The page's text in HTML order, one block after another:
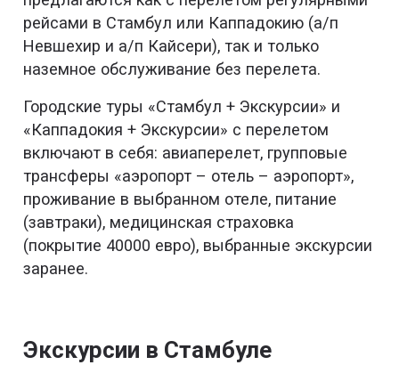
рейсами в Стамбул или Каппадокию (а/п
Невшехир и а/п Кайсери), так и только
наземное обслуживание без перелета.
Городские туры «Стамбул + Экскурсии» и
«Каппадокия + Экскурсии» с перелетом
включают в себя: авиаперелет, групповые
трансферы «аэропорт – отель – аэропорт»,
проживание в выбранном отеле, питание
(завтраки), медицинская страховка
(покрытие 40000 евро), выбранные экскурсии
заранее.
Экскурсии в Стамбуле